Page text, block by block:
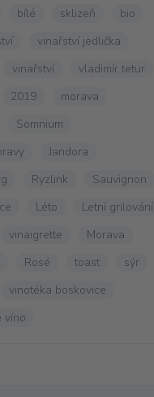
bílé sklizeň
bio
vinařství jedlička
vinařství
vladimír tetur
2019
morava
Somnium
Jandora
Ryzlink
Sauvignon
Léto
Letní grilování
vinaigrette
Morava
Rosé toast
sýr
vinotéka boskovice
víno